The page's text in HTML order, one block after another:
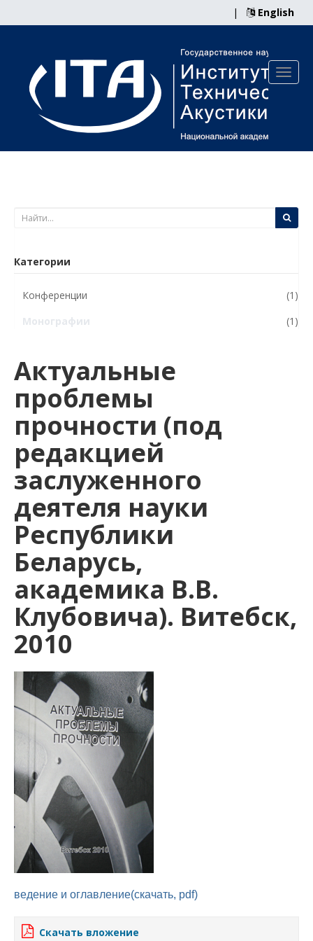
| English
Категории
Конференции
(1)
Монографии
(1)
Актуальные
проблемы
прочности (под
редакцией
заслуженного
деятеля науки
Республики
Беларусь,
академика В.В.
Клубовича). Витебск,
2010
ведение и оглавление(скачать, pdf)
Скачать вложение